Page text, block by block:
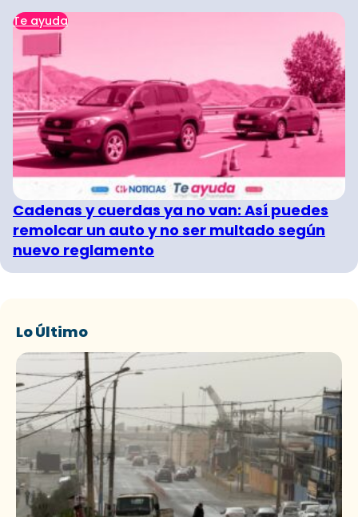
Te ayuda
Cadenas y cuerdas ya no van: Así puedes
remolcar un auto y no ser multado según
nuevo reglamento
Lo Último